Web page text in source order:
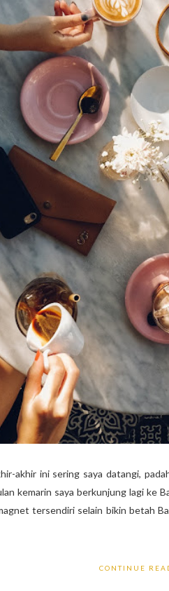
akhir ini sering saya datangi,
kemarin saya berkunjung lagi ke
tersendiri selain bikin betah
CONTINUE